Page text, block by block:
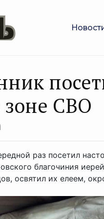
зоне СВО
раз посетил
благочиния
освятил их елеем,